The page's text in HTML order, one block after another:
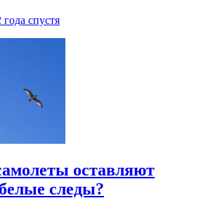
года спустя
оставляют
следы?